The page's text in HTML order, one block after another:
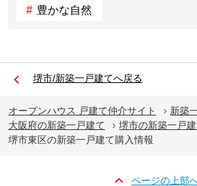
豊かな自然
堺市/新築一戸建てへ戻る
オープンハウス 戸建て仲介サイト
新築
大阪府の新築一戸建て
堺市の新築一戸建
堺市東区の新築一戸建て購入情報
ページの上部